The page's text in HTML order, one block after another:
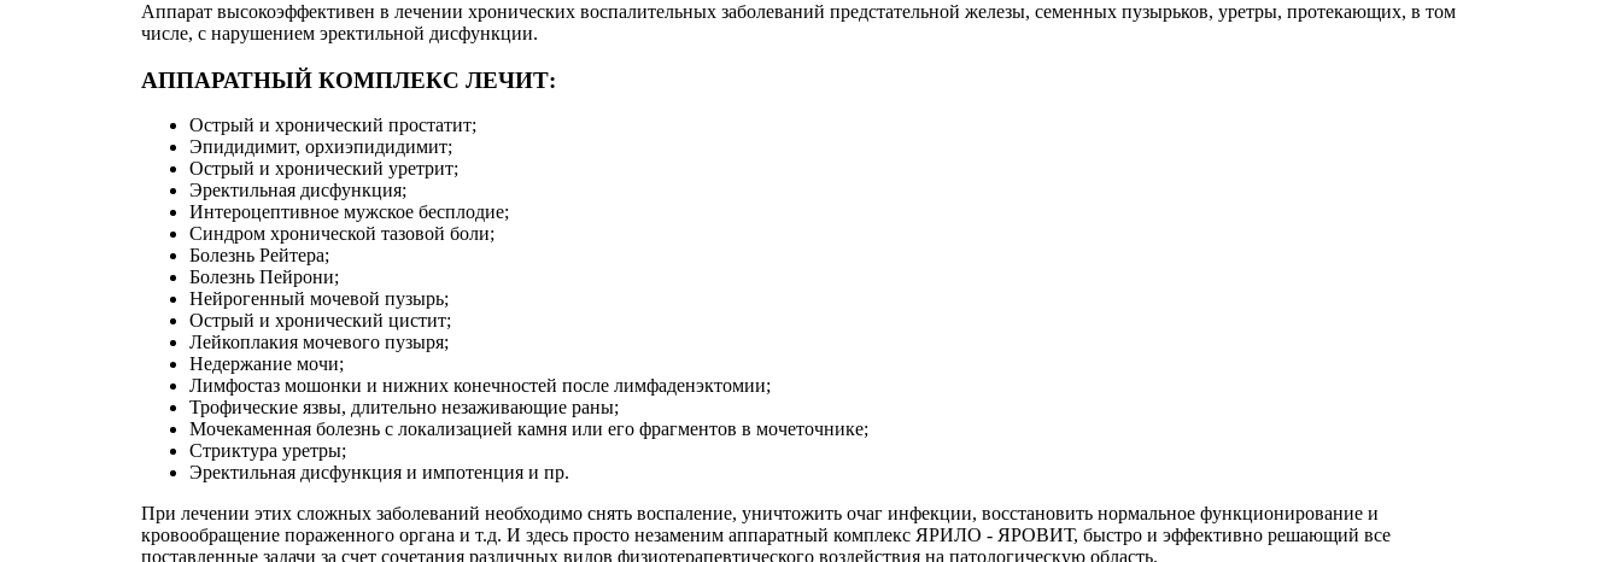
Аппарат высокоэффективен в лечении хронических воспалительных заболеваний предстательной железы, семенных пузырьков, уретры, протекающих, в том
числе, с нарушением эректильной дисфункции.
АППАРАТНЫЙ КОМПЛЕКС ЛЕЧИТ:
Острый и хронический простатит;
Эпидидимит, орхиэпидидимит;
Острый и хронический уретрит;
Эректильная дисфункция;
Интероцептивное мужское бесплодие;
Синдром хронической тазовой боли;
Болезнь Рейтера;
Болезнь Пейрони;
Нейрогенный мочевой пузырь;
Острый и хронический цистит;
Лейкоплакия мочевого пузыря;
Недержание мочи;
Лимфостаз мошонки и нижних конечностей после лимфаденэктомии;
Трофические язвы, длительно незаживающие раны;
Мочекаменная болезнь с локализацией камня или его фрагментов в мочеточнике;
Стриктура уретры;
Эректильная дисфункция и импотенция и пр.
При лечении этих сложных заболеваний необходимо снять воспаление, уничтожить очаг инфекции, восстановить нормальное функционирование и
кровообращение пораженного органа и т.д. И здесь просто незаменим аппаратный комплекс ЯРИЛО - ЯРОВИТ, быстро и эффективно решающий все
поставленные задачи за счет сочетания различных видов физиотерапевтического воздействия на патологическую область.